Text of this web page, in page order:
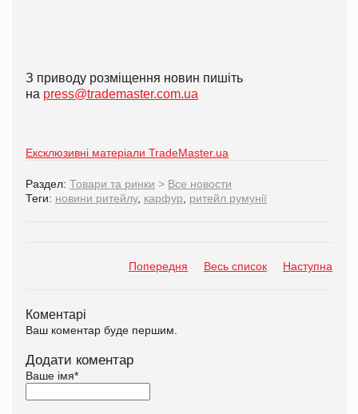
З приводу розміщення новин пишіть
на press@trademaster.com.ua
Ексклюзивні матеріали TradeMaster.ua
Раздел: Товари та ринки > Все новости
Теги: новини ритейлу, карфур ритейл румунії
Попередня Весь список Наступна
Коментарі
Ваш коментар буде першим.
Додати коментар
Ваше імя*